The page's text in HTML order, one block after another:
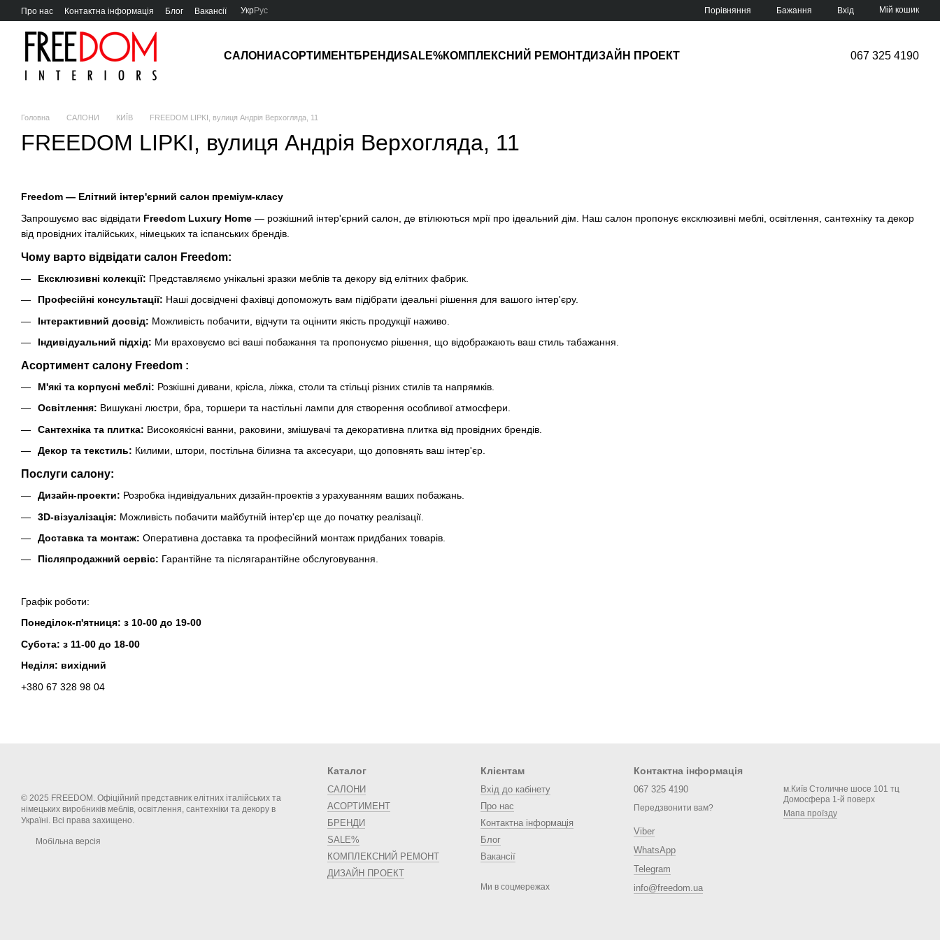
Перейти до основного контенту
Про нас Контактна інформація Блог Вакансії УкрРус Порівняння Бажання Вхід Мій кошик
САЛОНИАСОРТИМЕНТБРЕНДИSALE%КОМПЛЕКСНИЙ РЕМОНТДИЗАЙН ПРОЕКТ 067 325 4190
Головна САЛОНИ КИЇВ FREEDOM LIPKI, вулиця Андрія Верхогляда, 11
FREEDOM LIPKI, вулиця Андрія Верхогляда, 11
Freedom — Елітний інтер'єрний салон преміум-класу
Запрошуємо вас відвідати Freedom Luxury Home — розкішний інтер'єрний салон, де втілюються мрії про ідеальний дім. Наш салон пропонує ексклюзивні меблі, освітлення, сантехніку та декор
від провідних італійських, німецьких та іспанських брендів.
Чому варто відвідати салон Freedom:
Ексклюзивні колекції: Представляємо унікальні зразки меблів та декору від елітних фабрик.
Професійні консультації: Наші досвідчені фахівці допоможуть вам підібрати ідеальні рішення для вашого інтер'єру.
Інтерактивний досвід: Можливість побачити, відчути та оцінити якість продукції наживо.
Індивідуальний підхід: Ми враховуємо всі ваші побажання та пропонуємо рішення, що відображають ваш стиль табажання.
Асортимент салону Freedom :
М'які та корпусні меблі: Розкішні дивани, крісла, ліжка, столи та стільці різних стилів та напрямків.
Освітлення: Вишукані люстри, бра, торшери та настільні лампи для створення особливої атмосфери.
Сантехніка та плитка: Високоякісні ванни, раковини, змішувачі та декоративна плитка від провідних брендів.
Декор та текстиль: Килими, штори, постільна білизна та аксесуари, що доповнять ваш інтер'єр.
Послуги салону:
Дизайн-проекти: Розробка індивідуальних дизайн-проектів з урахуванням ваших побажань.
3D-візуалізація: Можливість побачити майбутній інтер'єр ще до початку реалізації.
Доставка та монтаж: Оперативна доставка та професійний монтаж придбаних товарів.
Післяпродажний сервіс: Гарантійне та післягарантійне обслуговування.
Графік роботи:
Понеділок-п'ятниця: з 10-00 до 19-00
Субота: з 11-00 до 18-00
Неділя: вихідний
+380 67 328 98 04
© 2025 FREEDOM. Офіційний представник елітних італійських та
німецьких виробників меблів, освітлення, сантехніки та декору в
Україні. Всі права захищено.
Мобільна версія
Каталог
САЛОНИ
АСОРТИМЕНТ
БРЕНДИ
SALE%
КОМПЛЕКСНИЙ РЕМОНТ
ДИЗАЙН ПРОЕКТ
Клієнтам
Вхід до кабінету
Про нас
Контактна інформація
Блог
Вакансії
Ми в соцмережах
Контактна інформація
067 325 4190
Передзвонити вам?
Viber
WhatsApp
Telegram
info@freedom.ua
м.Київ Столичне шосе 101 тц
Домосфера 1-й поверх
Мапа проїзду